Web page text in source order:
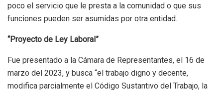
poco el servicio que le presta a la comunidad o que sus
funciones pueden ser asumidas por otra entidad.
“Proyecto de Ley Laboral”
Fue presentado a la Cámara de Representantes, el 16 de
marzo del 2023, y busca “el trabajo digno y decente,
modifica parcialmente el Código Sustantivo del Trabajo, la